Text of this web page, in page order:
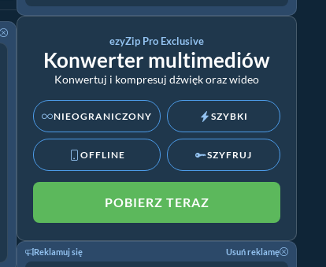
ezyZip Pro Exclusive
Konwerter multimediów
Konwertuj i kompresuj dźwięk oraz wideo
NIEOGRANICZONY SZYBKI
OFFLINE SZYFRUJ
POBIERZ TERAZ
Reklamuj się Usuń reklamę